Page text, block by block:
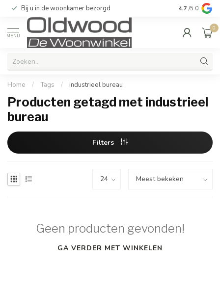
Bij u in de woonkamer bezorgd Kwaliteit &
4.7 /5.0
MENU
0
Home / Tags / industrieel bureau
Producten getagd met industrieel
bureau
Filters
Geen producten gevonden!
GA VERDER MET WINKELEN